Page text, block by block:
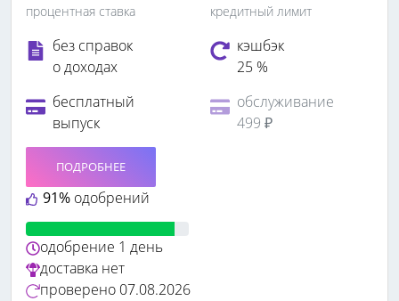
процентная ставка кредитный лимит
без справок
о доходах
кэшбэк
25 %
бесплатный
выпуск
обслуживание
499 ₽
91% одобрений
ПОДРОБНЕЕ
одобрение 1 день
доставка нет
проверено 07.08.2026